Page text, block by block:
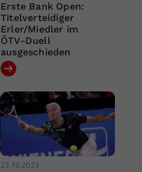
Erste Bank Open:
Titelverteidiger
Erler/Miedler im
ÖTV-Duell
ausgeschieden
23.10.2023